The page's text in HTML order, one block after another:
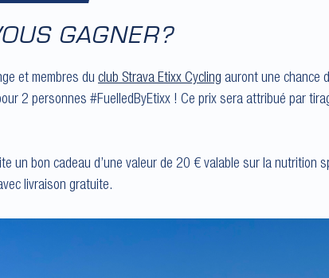
GAGNER?
et membres du club Strava Etixx Cycling auront une chance
2 personnes #FuelledByEtixx ! Ce prix sera attribué par
un bon cadeau d’une valeur de 20 € valable sur la nutrition
livraison gratuite.